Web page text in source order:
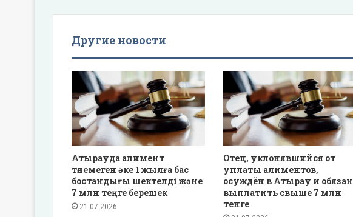
Другие новости
Атырауда алимент
төлемеген әке 1 жылға бас
бостандығы шектелді және
7 млн теңге берешек
21.07.2026
Отец, уклонявшийся от
уплаты алиментов,
осуждён в Атырау и обязан
выплатить свыше 7 млн
тенге